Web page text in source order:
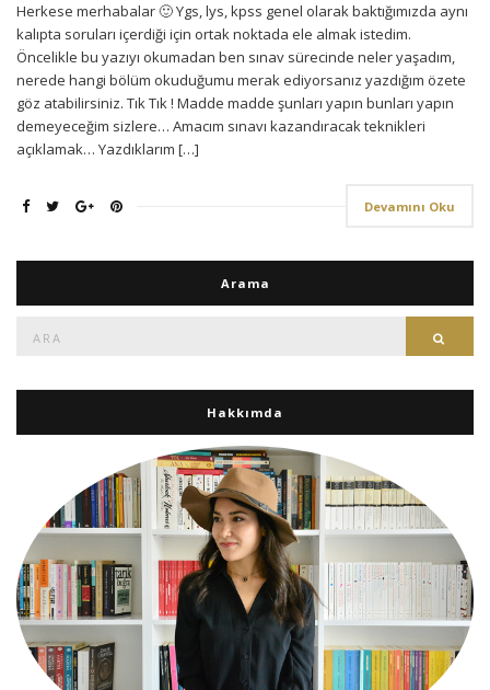
Herkese merhabalar 🙂 Ygs, lys, kpss genel olarak baktığımızda aynı
kalıpta soruları içerdiği için ortak noktada ele almak istedim.
Öncelikle bu yazıyı okumadan ben sınav sürecinde neler yaşadım,
nerede hangi bölüm okuduğumu merak ediyorsanız yazdığım özete
göz atabilirsiniz. Tık Tık ! Madde madde şunları yapın bunları yapın
demeyeceğim sizlere… Amacım sınavı kazandıracak teknikleri
açıklamak… Yazdıklarım […]
Devamını Oku
Arama
Hakkımda